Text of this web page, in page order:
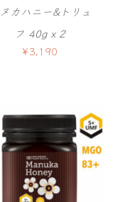
カハニー&トリュ
フ 40g x 2
¥3,190